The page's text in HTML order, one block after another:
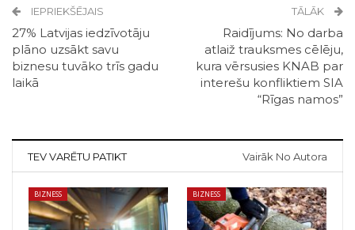
IEPRIEKŠĒJAIS
27% Latvijas iedzīvotāju
plāno uzsākt savu
biznesu tuvāko trīs gadu
laikā
TĀLĀK
Raidījums: No darba
atlaiž trauksmes cēlēju,
kura vērsusies KNAB par
interešu konfliktiem SIA
“Rīgas namos”
TEV VARĒTU PATIKT Vairāk No Autora
BIZNESS BIZNESS